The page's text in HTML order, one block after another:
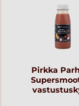
Pirkka